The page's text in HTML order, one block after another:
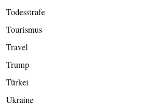
Todesstrafe
Tourismus
Travel
Trump
Türkei
Ukraine